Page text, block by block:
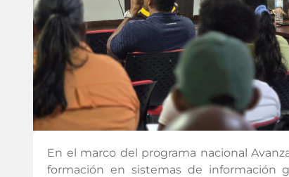
En el marco del programa nacional
formación en sistemas de información